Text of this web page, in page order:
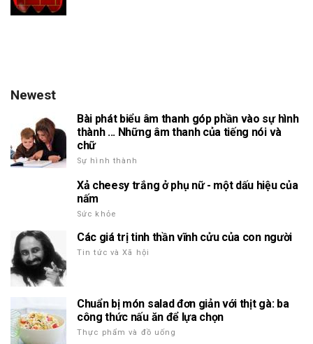
Newest
Bài phát biểu âm thanh góp phần vào sự hình
thành ... Những âm thanh của tiếng nói và
chữ
Sự hình thành
Xả cheesy trắng ở phụ nữ - một dấu hiệu của
nấm
Sức khỏe
Các giá trị tinh thần vĩnh cửu của con người
Tin tức và Xã hội
Chuẩn bị món salad đơn giản với thịt gà: ba
công thức nấu ăn để lựa chọn
Thực phẩm và đồ uống